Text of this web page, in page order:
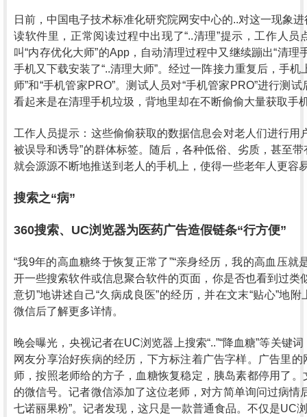
日前，中国电子技术标准化研究院网安中心的..对这一现象
读软件里，正常阅读过程中出现了“..清理”提示，工作人员
叫“内存优化大师”的App，自动清理过程中又继续蹦出“清理
手机又下载安装了“..清理大师”。经过一阵接力重复后，手机
师”和“手机管家PRO”。测试人员对“手机管家PRO”进行测
看起来是在清理手机垃圾，背地里却在不断偷偷大量获取手
工作人员提示：这些偷偷获取的数据信息会对老人们进行用
被误导和诱导”的群体标签。随后，各种低俗、劣质，甚至
就会源源不断地推送到老人的手机上，使得一些老年人更容
搜索之“病”
360搜索、UC浏览器为医药广告造假链条“行方便”
“我9年的高血糖终于恢复正常了”“亲身经历，我的高血压
开一些搜索软件或信息聚合软件的页面，你是否也看到过
意切”地讲述自己“久病成良医”的经历，并在文末“贴心”地
微信后了解更多详情。
晚会曝光，央视记者在UC浏览器上搜索“..”“降血糖”等关键
网友分享治好疾病的经历，下方标注着广告字样。广告里
师，按照老师给的方子，血糖恢复稳定，胰岛素都停用了
的微信号。记者微信添加了这位老师，对方简单询问过病情
七诺丽果粉”。记者发现，这只是一款普通食品。不仅是UC